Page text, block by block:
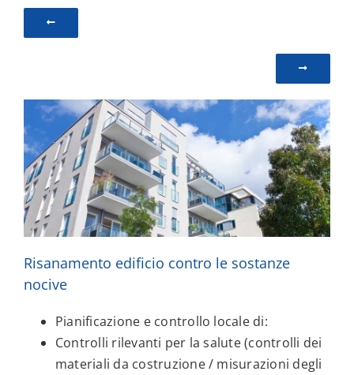
Risanamento edificio contro le sostanze
nocive
Pianificazione e controllo locale di:
Controlli rilevanti per la salute (controlli dei
materiali da costruzione / misurazioni degli